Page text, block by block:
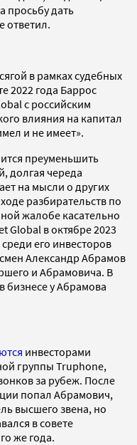
просьбу дать
ответил.
в рамках судебных
2022 года Баррос
с российским
влияния на капитал
и не имеет».
преуменьшить
долгая череда
на мысли о других
разбирательств по
жалобе касательно
Global в октябре 2023
среди его инвесторов
Александр Абрамов
и Абрамовича. В
бизнесе у Абрамова
инвесторами
группы Truphone,
за рубеж. После
попал Абрамович,
высшего звена, но
в совете
же года.